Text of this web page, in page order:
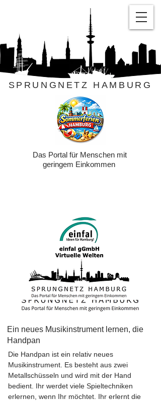
SPRUNGNETZ HAMBURG
Das Portal für Menschen mit
geringem Einkommen
Ein neues Musikinstrument lernen, die
Handpan
Die Handpan ist ein relativ neues
Musikinstrument. Es besteht aus zwei
Metallschüsseln und wird mit der Hand
bedient. Ihr werdet viele Spieltechniken
erlernen, wenn Ihr möchtet. Ihr erlernt die